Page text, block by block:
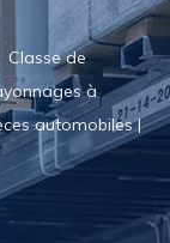
Classe de
à
automobiles |